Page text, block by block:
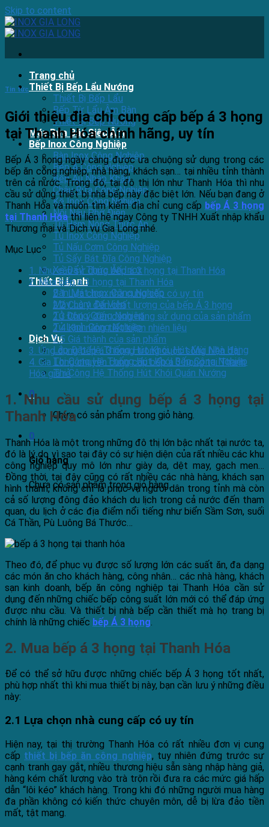
Skip to content
Trang chủ
Thiết Bị Bếp Lẩu Nướng
Thiết Bị Bếp Lẩu
Bếp Từ Lẩu Âm Bàn
Thiết Bị Bếp Nướng
Máy Rửa Bát Siêu Âm
Bếp Inox Công Nghiệp
Bàn Inox Công Nghiệp
Bếp Á Công Nghiệp
Bếp Âu Nhập Khẩu
Chậu Rửa Công Nghiệp
Kệ Inox Công Nghiệp
Nồi Nấu Phở Điện
Tủ Hâm Nóng Thức Ăn
Tủ Inox Công Nghiệp
Tủ Nấu Cơm Công Nghiệp
Tủ Sấy Bát Đĩa Công Nghiệp
Xe Đẩy Thức Ăn Inox
Thiết Bị Lạnh
Bàn Mát Inox Công Nghiệp
Máy Làm Đá Viên
Tủ Đông Công Nghiệp
Tủ Lạnh Công Nghiệp
Dịch Vụ
Lắp Đặt Hệ Thống Hút Khói, Hút Mùi Nhà Hàng
Thi Công Hệ Thống Hút Khói Bếp Công Nghiệp
Thi Công Hệ Thống Hút Khói Quán Nướng
0
Chưa có sản phẩm trong giỏ hàng.
0
Giỏ hàng
Chưa có sản phẩm trong giỏ hàng.
Tin tức
Giới thiệu địa chỉ cung cấp bếp á 3 họng
tại Thanh Hóa chính hãng, uy tín
Bếp Á 3 họng ngày càng được ưa chuộng sử dụng trong các
bếp ăn công nghiệp, nhà hàng, khách sạn… tại nhiều tỉnh thành
trên cả nước. Trong đó, tại đô thị lớn như Thanh Hóa thì nhu
cầu sử dụng thiết bị nhà bếp này đặc biệt lớn. Nếu bạn đang ở
Thanh Hóa và muốn tìm kiếm địa chỉ cung cấp bếp Á 3 họng
tại Thanh Hóathì liên hệ ngay Công ty TNHH Xuất nhập khẩu
Thương mại và Dịch vụ Gia Long nhé.
Mục Lục
1. Nhu cầu sử dụng bếp á 3 họng tại Thanh Hóa
2. Mua bếp á 3 họng tại Thanh Hóa
2.1 Lựa chọn nhà cung cấp có uy tín
2.2 Chú ý đến chất lượng của bếp Á 3 họng
2.3 Chú ý đến công năng sử dụng của sản phẩm
2.4 Khả năng tiết kiệm nhiên liệu
2.5 Giá thành của sản phẩm
3. Ứng dụng bếp á 3 họng trong cuộc sống hiện đại
4. Gia Long chuyên cung cấp bếp á 3 họng tại Thanh
Hóa giá rẻ
1. Nhu cầu sử dụng bếp á 3 họng tại
Thanh Hóa
Thanh Hóa là một trong những đô thị lớn bậc nhất tại nước ta,
đó là lý do vì sao tại đây có sự hiện diện của rất nhiều các khu
công nghiệp quy mô lớn như giày da, dệt may, gạch men…
Đồng thời, tại đây cũng có rất nhiều các nhà hàng, khách sạn
hình thành, không chỉ là phục vụ người dân trong tỉnh mà còn
cả số lượng đông đảo khách du lịch trong cả nước đến tham
quan, du lịch ở các địa điểm nổi tiếng như biển Sầm Sơn, suối
Cá Thần, Pù Luông Bá Thước…
Theo đó, để phục vụ được số lượng lớn các suất ăn, đa dạng
các món ăn cho khách hàng, công nhân… các nhà hàng, khách
sạn kinh doanh, bếp ăn công nghiệp tại Thanh Hóa cần sử
dụng đến những chiếc bếp công suất lớn mới có thể đáp ứng
được nhu cầu. Và thiết bị nhà bếp cần thiết mà họ trang bị
chính là những chiếc bếp Á 3 họng
2. Mua bếp á 3 họng tại Thanh Hóa
Để có thể sở hữu được những chiếc bếp Á 3 họng tốt nhất,
phù hợp nhất thì khi mua thiết bị này, bạn cần lưu ý những điều
này:
2.1 Lựa chọn nhà cung cấp có uy tín
Hiện nay, tại thị trường Thanh Hóa có rất nhiều đơn vị cung
cấp thiết bị bếp ăn công nghiệp, tuy nhiên đứng trước sự
cạnh tranh gay gắt, nhiều thương hiệu sẵn sàng nhập hàng giả,
hàng kém chất lượng vào trà trộn rồi đưa ra các mức giá hấp
dẫn “lôi kéo” khách hàng. Trong khi đó những người mua hàng
đa phần không có kiến thức chuyên môn, dễ bị lừa đảo tiền
mất, tật mang.